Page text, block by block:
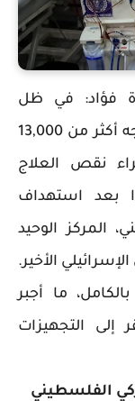
حياة فؤاد: في ظل
الحصار المفروض على قطاع غزة، يواجه أكثر من 13,000
نقص العلاج
بعد استهداف
المركز الوحيد
الأخير.
ما أجبر
إلى التجهيزات
الفلسطيني